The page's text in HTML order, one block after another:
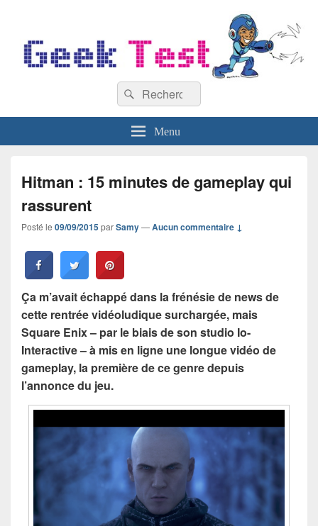
Recherche :
Rechercher
Menu
Hitman : 15 minutes de gameplay qui
rassurent
Posté le 09/09/2015parSamy—Aucun commentaire ↓
Ça m’avait échappé dans la frénésie de news de
cette rentrée vidéoludique surchargée, mais
Square Enix – par le biais de son studio Io-
Interactive – à mis en ligne une longue vidéo de
gameplay, la première de ce genre depuis
l’annonce du jeu.